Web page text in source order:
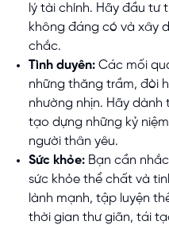
lý tài chính. Hãy đầu tư
không đáng có và xây
chắc.
Tình duyên: Các mối
những thăng trầm, đòi
nhường nhịn. Hãy
tạo dựng những kỷ
người thân yêu.
Sức khỏe: Bạn cần
sức khỏe thể chất và
lành mạnh, tập luyện
thời gian thư giãn, tái